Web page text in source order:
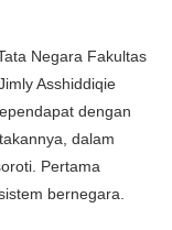
Negara Fakultas
Asshiddiqie
dengan
dalam
Pertama
bernegara.